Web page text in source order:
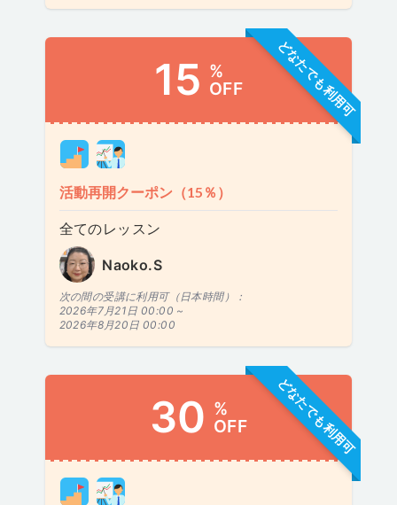
どなたでも利用可
15 %
OFF
活動再開クーポン（15％）
全てのレッスン
Naoko.S
次の間の受講に利用可（日本時間）：
2026年7月21日 00:00 ~
2026年8月20日 00:00
どなたでも利用可
30 %
OFF